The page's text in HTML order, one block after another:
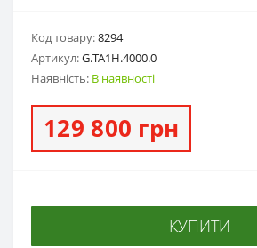
Код товару:8294
Артикул:G.ТА1Н.4000.0
Наявність: В наявності
129 800 грн
КУПИТИ